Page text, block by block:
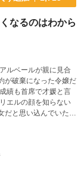
なるのはわから
ルベールが親に見合
が破棄になった令嬢だ
績も首席で才媛と言
エルの顔を知らない
だと思い込んでいた
いをする前に、自分
ンドは騎士を辞めて
フェルナンドとミ
『返せ』と言い出す、